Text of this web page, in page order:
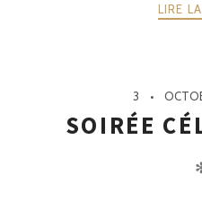
LIRE
3
SOIRÉE